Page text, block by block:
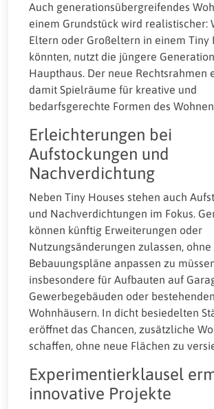
Auch generationsübergreifendes
einem Grundstück wird realistischer:
Eltern oder Großeltern in einem Tiny
könnten, nutzt die jüngere
Haupthaus. Der neue Rechtsrahmen
damit Spielräume für kreative und
bedarfsgerechte Formen des
Erleichterungen bei
Aufstockungen und
Nachverdichtung
Neben Tiny Houses stehen auch
und Nachverdichtungen im Fokus.
können künftig Erweiterungen oder
Nutzungsänderungen zulassen,
Bebauungspläne anpassen zu
insbesondere für Aufbauten auf
Gewerbegebäuden oder bestehenden
Wohnhäusern. In dicht besiedelten
eröffnet das Chancen, zusätzliche
schaffen, ohne neue Flächen zu
Experimentierklausel
innovative Projekte